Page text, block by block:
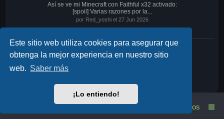
Este sitio web utiliza cookies para asegurar que
obtenga la mejor experiencia en nuestro sitio
web. Saber más
¡Lo entiendo!
Así se ve mi Minecraft con Faithful x32 activado:
[spoil] Varias razones por la...
por Red_yoshi el 27 Jun 2026
Nuestro Discord
Índice general Contáctenos